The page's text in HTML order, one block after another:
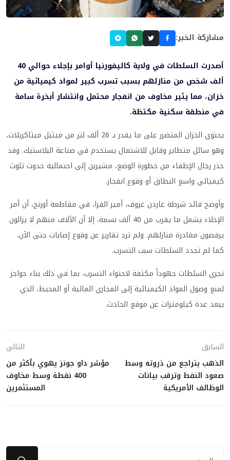
مشاركة الخبر:
أصدرت السلطات في ولاية كاليفورنيا أوامر بإجلاء حوالي 40
ألف شخص من منازلهم بسبب تسرب كبير لمواد كيميائية من
خزان، مما يثير مخاوف من انفجار محتمل وانتشار أبخرة سامة
في منطقة سكنية مكتظة.
يحتوي الخزان المتضرر على ما يقدر بـ 26 ألف لتر من ميثيل ميثاكريلات،
وهو سائل متطاير وقابل للاشتعال يستخدم في صناعة البلاستيك. وقد
حذر رجال الإطفاء من خطورة الوضع، مشيرين إلى احتمالية حدوث تلوث
كيميائي واسع النطاق أو وقوع انفجار.
وأوضح قائد شرطة غاردن غروف، أمير الفرا، في مقاطعة أورنج، أن أمر
الإخلاء يشمل ما يقرب من 40 ألف نسمة، إلا أن الآلاف منهم لا يزالون
يرفضون مغادرة منازلهم. ولم ترد تقارير عن وقوع إصابات حتى الآن،
كما لم تحدد السلطات سبب التسرب.
تجري السلطات جهوداً مكثفة لاحتواء التسرب، بما في ذلك بناء حواجز
لمنع وصول المواد الكيميائية إلى المجاري المائية أو المحيط، الذي
يبعد عدة كيلومترات عن موقع الحادث.
السابق
الذهب يتراجع من ذروته وسط
صعود النفط وترقب بيانات
الوظائف الأمريكية
التالي
مؤشر داو جونز يهوي بأكثر من
400 نقطة وسط مخاوف
المستثمرين